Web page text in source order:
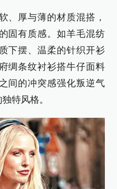
、厚与薄的材质混搭，
固有质感。如羊毛混纺
下摆、温柔的针织开衫
绸条纹衬衫搭牛仔面料
间的冲突感强化叛逆气
特风格。